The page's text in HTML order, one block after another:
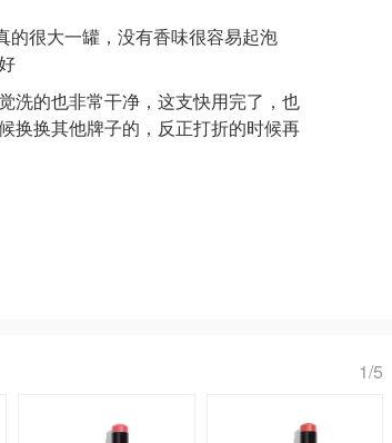
的很大一罐，没有香味很容易起泡
洗的也非常干净，这支快用完了，也
换换其他牌子的，反正打折的时候再
1/5